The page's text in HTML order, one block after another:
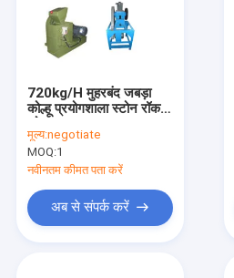
720kg/H मुहरबंद जबड़ा
कोल्हू प्रयोगशाला स्टोन रॉक
मूल्य:negotiate
MOQ:1
नवीनतम कीमत पता करें
अब से संपर्क करें